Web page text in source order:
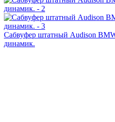
Сабвуфер штатный Audison
динамик.